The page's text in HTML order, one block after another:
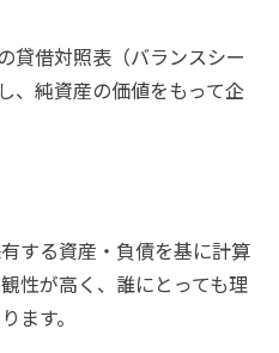
貸借対照表（バランスシー
、純資産の価値をもって企
する資産・負債を基に計算
性が高く、誰にとっても理
ます。